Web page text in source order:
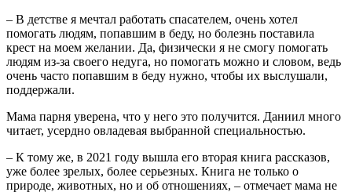
– В детстве я мечтал работать спасателем, очень хотел
помогать людям, попавшим в беду, но болезнь поставила
крест на моем желании. Да, физически я не смогу помогать
людям из-за своего недуга, но помогать можно и словом, ведь
очень часто попавшим в беду нужно, чтобы их выслушали,
поддержали.
Мама парня уверена, что у него это получится. Даниил много
читает, усердно овладевая выбранной специальностью.
– К тому же, в 2021 году вышла его вторая книга рассказов,
уже более зрелых, более серьезных. Книга не только о
природе, животных, но и об отношениях, – отмечает мама не